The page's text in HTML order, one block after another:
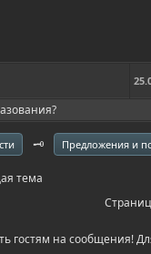
🗝️ Предложения и
тема
гостям на сообщения!